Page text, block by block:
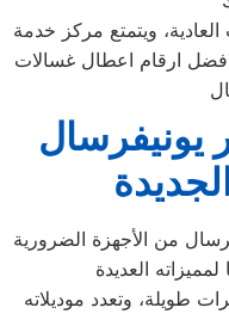
ويتمتع مركز خدمة
ارقام اعطال غسالات
يونيفرسال
من الأجهزة الضرورية
طويلة، وتعدد موديلاته